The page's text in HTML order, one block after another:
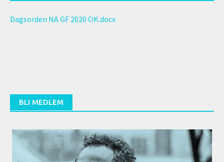
Dagsorden NA GF 2020 OK.docx
BLI MEDLEM